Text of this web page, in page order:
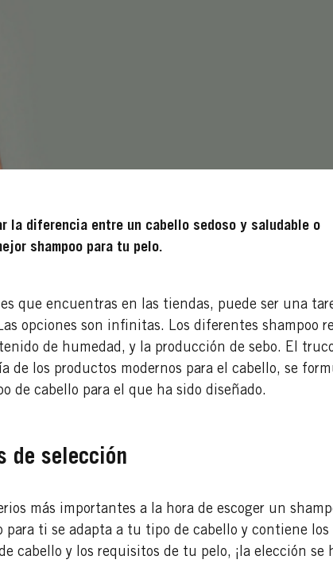
la diferencia entre un cabello sedoso y saludable o
shampoo para tu pelo.
que encuentras en las tiendas, puede ser una
opciones son infinitas. Los diferentes shampoo
de humedad, y la producción de sebo. El
de los productos modernos para el cabello, se
de cabello para el que ha sido diseñado.
de selección
más importantes a la hora de escoger un
para ti se adapta a tu tipo de cabello y contiene los
cabello y los requisitos de tu pelo, ¡la elección se